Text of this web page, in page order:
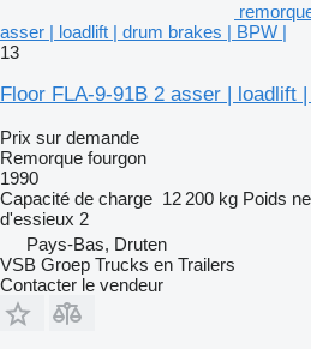
asser | loadlift | drum brakes | BPW |
13
Floor FLA-9-91B 2 asser | loadlift
Prix sur demande
Remorque fourgon
1990
Capacité de charge 12 200 kg Poids
d'essieux 2
Pays-Bas, Druten
VSB Groep Trucks en Trailers
Contacter le vendeur